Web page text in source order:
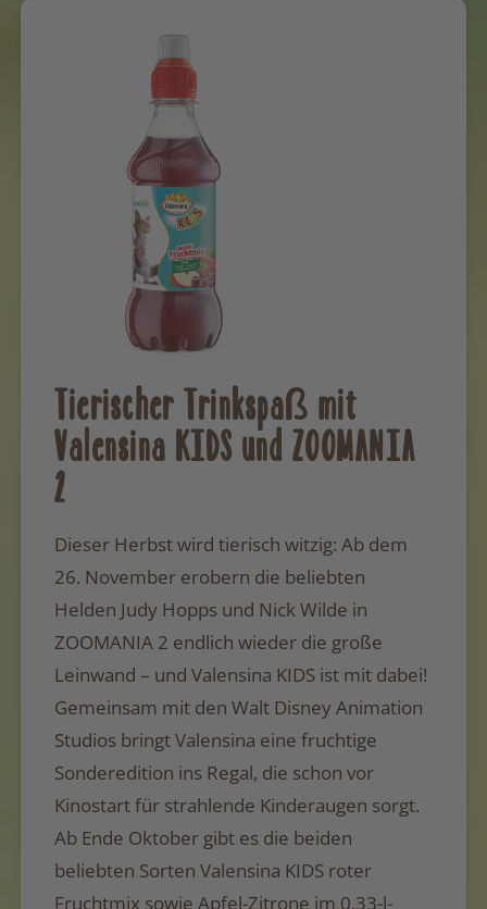
Tierischer Trinkspaß mit
Valensina KIDS und ZOOMANIA
2
Dieser Herbst wird tierisch witzig: Ab dem
26. November erobern die beliebten
Helden Judy Hopps und Nick Wilde in
ZOOMANIA 2 endlich wieder die große
Leinwand – und Valensina KIDS ist mit dabei!
Gemeinsam mit den Walt Disney Animation
Studios bringt Valensina eine fruchtige
Sonderedition ins Regal, die schon vor
Kinostart für strahlende Kinderaugen sorgt.
Ab Ende Oktober gibt es die beiden
beliebten Sorten Valensina KIDS roter
Fruchtmix sowie Apfel-Zitrone im 0,33-l-